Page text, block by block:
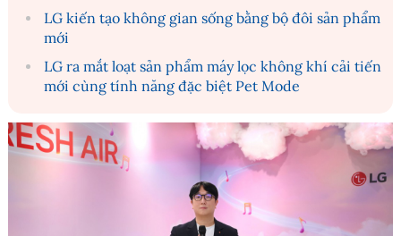
LG kiến tạo không gian sống bằng bộ đôi sản phẩm
mới
LG ra mắt loạt sản phẩm máy lọc không khí cải tiến
mới cùng tính năng đặc biệt Pet Mode